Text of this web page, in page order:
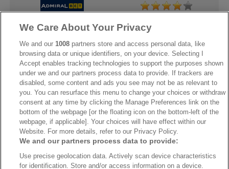
→AdmiralBet Bonus →AdmiralBet besuchen
→Bwin Bonus →Bwin besuchen
We Care About Your Privacy
We and our1008 partners store and access personal data, like
browsing data or unique identifiers, on your device. Selecting I
Accept enables tracking technologies to support the purposes shown
under we and our partners process data to provide. If trackers are
disabled, some content and ads you see may not be as relevant to
you. You can resurface this menu to change your choices or withdraw
consent at any time by clicking the Manage Preferences link on the
bottom of the webpage [or the floating icon on the bottom-left of the
webpage, if applicable]. Your choices will have effect within our
Website. For more details, refer to our Privacy Policy.
We and our partners process data to provide:
Use precise geolocation data. Actively scan device characteristics
for identification. Store and/or access information on a device.